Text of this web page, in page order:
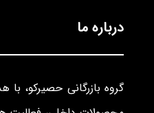
درباره ما
گروه بازرگانی حصیرکو،